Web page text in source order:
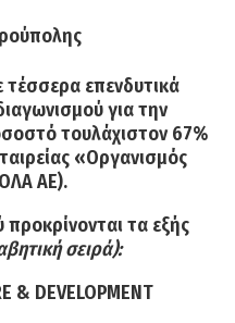
επενδυτικά
για την
τουλάχιστον 67%
«Οργανισμός
ΑΕ).
τα εξής
σειρά):
& DEVELOPMENT